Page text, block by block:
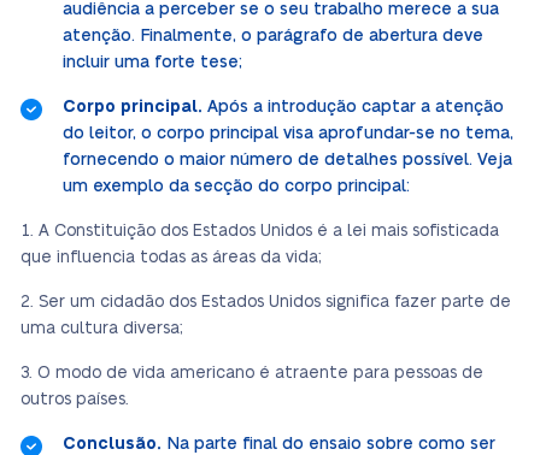
audiência a perceber se o seu trabalho merece a sua
atenção. Finalmente, o parágrafo de abertura deve
incluir uma forte tese;
Corpo principal. Após a introdução captar a atenção
do leitor, o corpo principal visa aprofundar-se no tema,
fornecendo o maior número de detalhes possível. Veja
um exemplo da secção do corpo principal:
A Constituição dos Estados Unidos é a lei mais sofisticada
que influencia todas as áreas da vida;
Ser um cidadão dos Estados Unidos significa fazer parte de
uma cultura diversa;
O modo de vida americano é atraente para pessoas de
outros países.
Conclusão. Na parte final do ensaio sobre como ser